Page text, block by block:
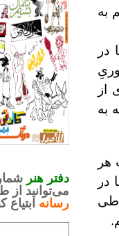
به
در
از
به
هر
در
طی
دفتر هنر
می‌توانید از
رسانه ابتیاع